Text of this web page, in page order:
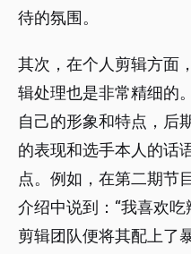
待的氛围。
其次，在个人剪辑方面
辑处理也是非常精细的
自己的形象和特点，后
的表现和选手本人的话
点。例如，在第二期节
介绍中说到：“我喜欢
剪辑团队便将其配上了